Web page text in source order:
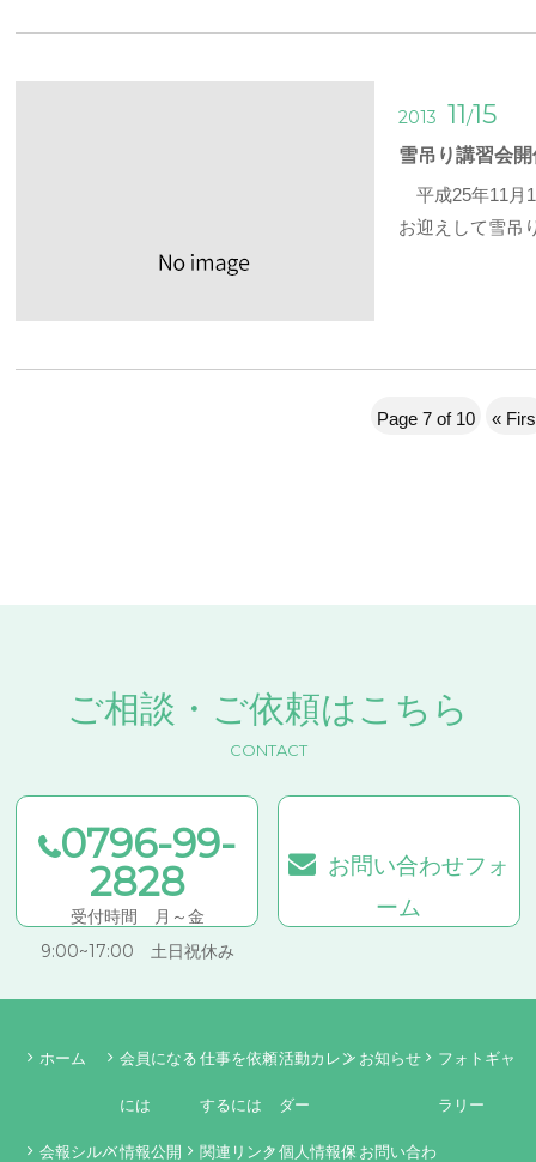
2013 11/15
雪吊り講習会
平成25年11月
お迎えして雪吊
Page 7 of 10 «
ご相談・ご依頼はこちら
CONTACT
0796-99-
2828
受付時間 月～金
9:00~17:00 土日祝休み
お問い合わせフォ
ーム
ホーム 会員になる
には
仕事を依頼
するには
活動カレン
ダー
お知らせ フォトギャ
ラリー
会報シルバ情報公開 関連リンク 個人情報保 お問い合わ